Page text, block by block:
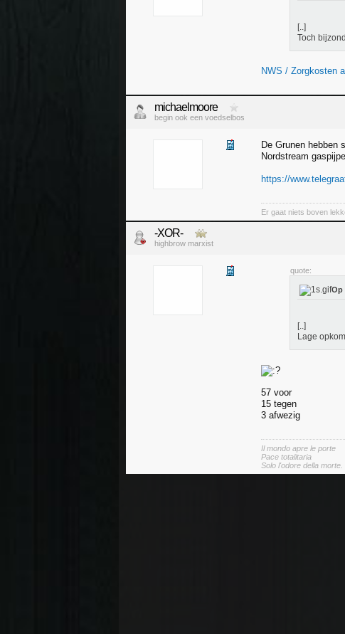
[..]
Toch
NWS / Zorgkosten
michaelmoore
begin ook een voedselbos
De Grunen hebben
Nordstream
https://
Er gaat niets boven
-XOR-
highbrow marxist
quote:
Op
[..]
Lage
57 voor
15 tegen
3 afwezig
Il mondo apre le porte
Pace totalitaria
Solo l'odore della morte.